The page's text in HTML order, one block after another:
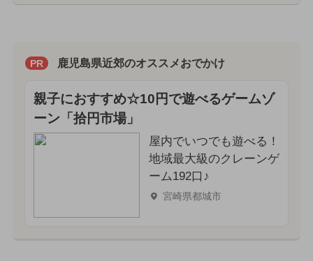
PR 鹿児島県近郊のオススメおでかけ
親子におすすめ☆10円で遊べるゲームゾ
ーン「拾円市場」
屋内でいつでも遊べる！
地域最大級のクレーンゲ
ーム192口♪
宮崎県都城市